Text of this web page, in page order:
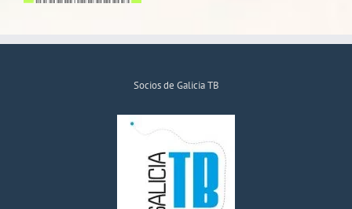
Socios de Galicia TB